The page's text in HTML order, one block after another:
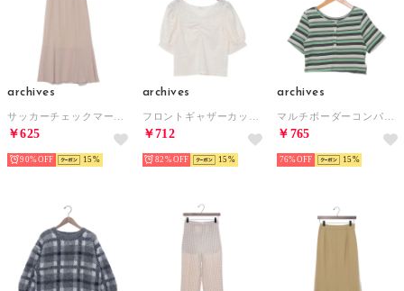
archives
￥625
90% 15
archives
￥712
82% 15
archives
￥765
76% 15